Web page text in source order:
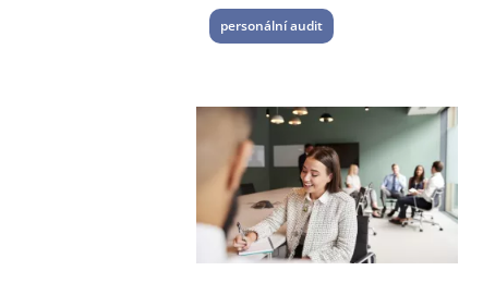
personální audit